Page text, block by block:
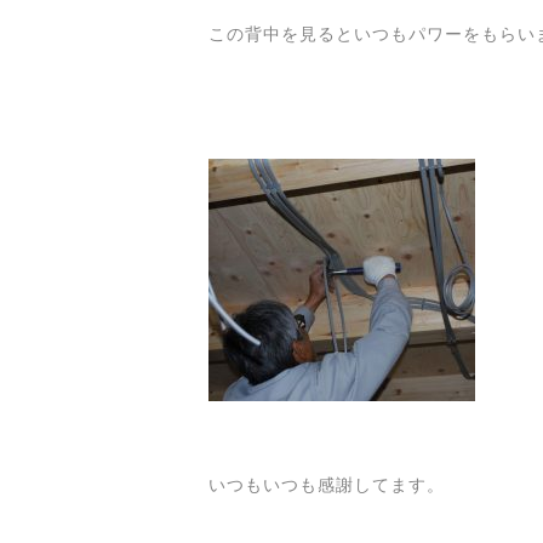
この背中を見るといつもパワーをもらい
いつもいつも感謝してます。